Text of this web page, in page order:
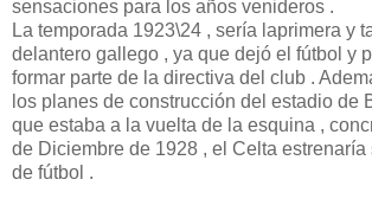
sensaciones para los años venideros .
La temporada 1923\24 , sería laprimera y
delantero gallego , ya que dejó el fútbol y
formar parte de la directiva del club .
los planes de construcción del estadio de
que estaba a la vuelta de la esquina ,
de Diciembre de 1928 , el Celta
de fútbol .